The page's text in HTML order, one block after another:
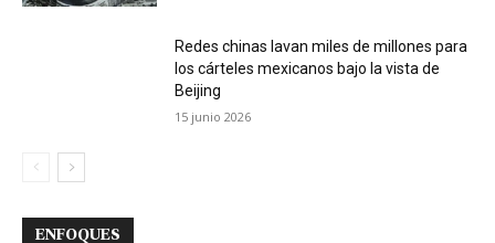
Redes chinas lavan miles de millones para
los cárteles mexicanos bajo la vista de
Beijing
15 junio 2026
ENFOQUES